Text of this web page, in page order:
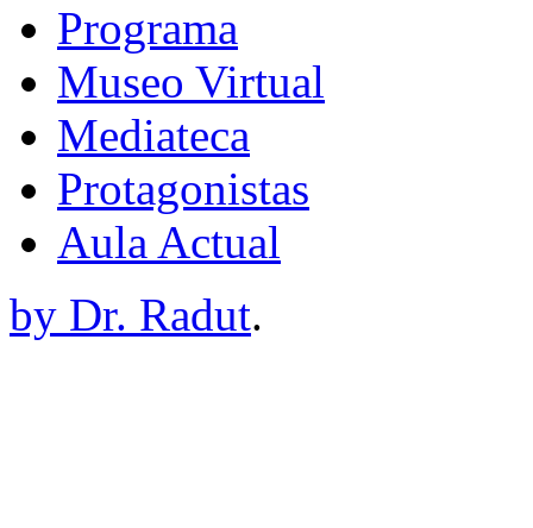
Programa
Museo Virtual
Mediateca
Protagonistas
Aula Actual
by Dr. Radut.